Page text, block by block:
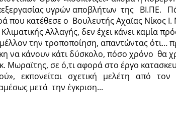
υγρών αποβλήτων της ΒΙ.ΠΕ.
που κατέθεσε ο Βουλευτής Αχαϊας Νίκος Ι.
Αλλαγής, δεν έχει κάνει καμία
την τροποποίηση, απαντώντας ότι…
να κάνουν κάτι δύσκολο, πόσο χρόνο θα
Μωραϊτης, σε ό,τι αφορά στο έργο
εκπονείται σχετική μελέτη από τον
μετά την έγκριση...